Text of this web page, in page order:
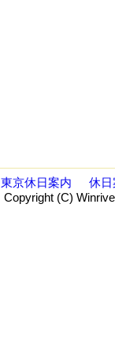
東京休日案内
休
Copyright (C)